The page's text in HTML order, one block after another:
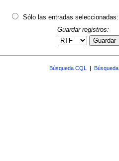
Sólo las entradas seleccionadas:
Guardar registros:
Guardar
Búsqueda CQL